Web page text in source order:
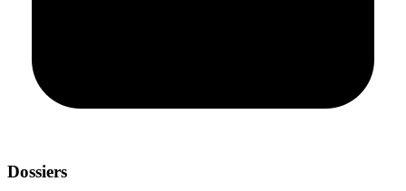
Dossiers